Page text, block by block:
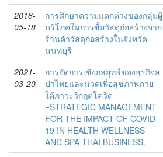
2018-
05-18
การศึกษาความแตกต่างของกลุ่มผู้
บริโภคในการซื้อวัสดุก่อสร้างจาก
ร้านค้าวัสดุก่อสร้างในจังหวัด
นนทบุรี
2021-
03-20
การจัดการเชิงกลยุทธ์ของธุรกิจส
ปาไทยและนวดเพื่อสุขภาพภาย
ใต้ภาวะวิกฤตโควิด
=STRATEGIC MANAGEMENT
FOR THE IMPACT OF COVID-
19 IN HEALTH WELLNESS
AND SPA THAI BUSINESS.